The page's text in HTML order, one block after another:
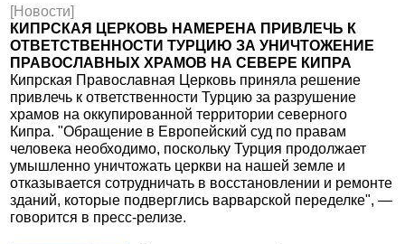
[Новости]
КИПРСКАЯ ЦЕРКОВЬ НАМЕРЕНА ПРИВЛЕЧЬ К
ОТВЕТСТВЕННОСТИ ТУРЦИЮ ЗА УНИЧТОЖЕНИЕ
ПРАВОСЛАВНЫХ ХРАМОВ НА СЕВЕРЕ КИПРА
Кипрская Православная Церковь приняла решение
привлечь к ответственности Турцию за разрушение
храмов на оккупированной территории северного
Кипра. "Обращение в Европейский суд по правам
человека необходимо, поскольку Турция продолжает
умышленно уничтожать церкви на нашей земле и
отказывается сотрудничать в восстановлении и ремонте
зданий, которые подверглись варварской переделке", —
говорится в пресс-релизе.